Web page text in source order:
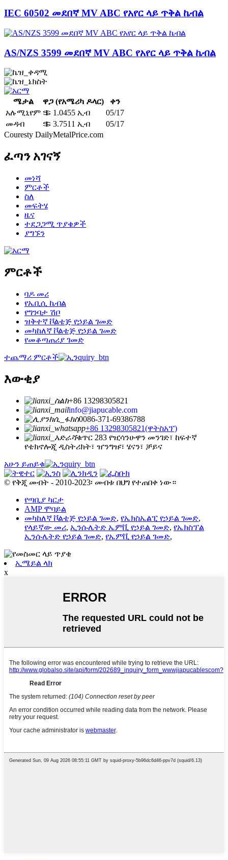
IEC 60502 መደበኛ MV ABC የአየር ላይ ጥቅል ኬብል
AS/NZS 3599 መደበኛ MV ABC የአየር ላይ ጥቅል ኬብል
ሜታል ዋጋ (የአሜሪካ ዶላር)
ቀን
አሉሚኒየም ＄ 1.0455 ኢብ
05/17
መዳብ
＄ 3.7511 ኢብ
05/17
Couresty DailyMetalPrice.com
ፈጣን አገናኝ
መነሻ
ምርቶች
ስለ
መፍትሄ
ዜና
ተደጋጋሚ ጥያቄዎች
ያግኙን
ምርቶች
ባዶ መሪ
የኤቢሲ ኬብል
የግንባታ ሽቦ
ዝቅተኛ ቮልቴጅ የኃይል ገመድ
መካከለኛ ቮልቴጅ የኃይል ገመድ
የመቆጣጠሪያ ገመድ
ተጨማሪ ምርቶች
እውቂያ
+86 13298305821
info@jiapucable.com
0086-371-69386788
+86 13298305821(ዋትስአፕ)
ቁጥር 283 የዢሳንሁዋን መንገድ፣ ከፍተኛ
የቴክኖሎጂ ዲስትሪክት፣ ዠንግዡ፣ ሄናን፣ ቻይና
አሁን ይጠይቁ
© የቅጂ መብት - 2010-2023፡ መብቱ በህግ የተጠበቀ ነው።
የጣቢያ ካርታ
AMP ሞባይል
መካከለኛ ቮልቴጅ የኃይል ገመድ, የኤክስኤልፒ የኃይል ገመድ,
የላይኛው መሪ, ኢንሱሌትድ ኤምቪ የኃይል ገመድ, የኤክስፕል
ኢንሱሌትድ የኃይል ገመድ, የኤምቪ የኃይል ገመድ,
ኢሜይል ላክ
x